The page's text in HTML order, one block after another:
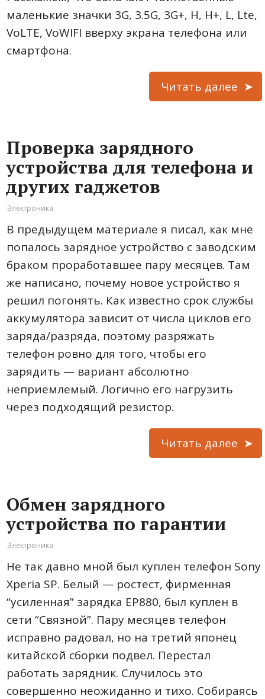
маленькие значки 3G, 3.5G, 3G+, H, H+, L, Lte,
VoLTE, VoWIFI вверху экрана телефона или
смартфона.
Читать далее
Проверка зарядного
устройства для телефона и
других гаджетов
Электроника
В предыдущем материале я писал, как мне
попалось зарядное устройство с заводским
браком проработавшее пару месяцев. Там
же написано, почему новое устройство я
решил погонять. Как известно срок службы
аккумулятора зависит от числа циклов его
заряда/разряда, поэтому разряжать
телефон ровно для того, чтобы его
зарядить — вариант абсолютно
неприемлемый. Логично его нагрузить
через подходящий резистор.
Читать далее
Обмен зарядного
устройства по гарантии
Электроника
Не так давно мной был куплен телефон Sony
Xperia SP. Белый — ростест, фирменная
“усиленная” зарядка ЕР880, был куплен в
сети “Связной”. Пару месяцев телефон
исправно радовал, но на третий японец
китайской сборки подвел. Перестал
работать зарядник. Случилось это
совершенно неожиданно и тихо. Собираясь